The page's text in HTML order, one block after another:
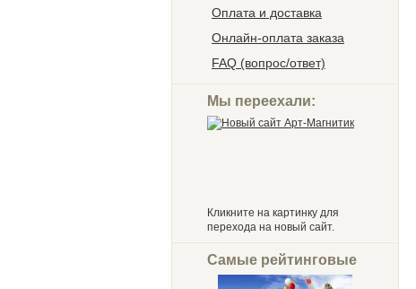
Оплата и доставка
Онлайн-оплата заказа
FAQ (вопрос/ответ)
Мы переехали:
Кликните на картинку для
перехода на новый сайт.
Самые рейтинговые